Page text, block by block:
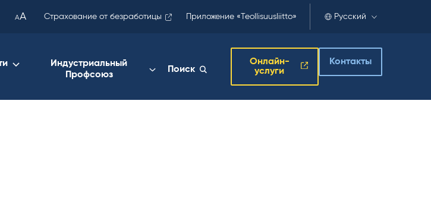
AA Страхование от безработицы Приложение «Teollisuusliitto» Русский
Индустриальный
Профсоюз
Поиск
Онлайн-
услуги
Контакты